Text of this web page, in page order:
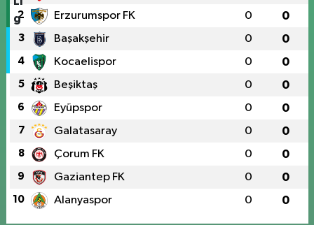
2 Erzurumspor FK 0 0
3 Başakşehir 0 0
4 Kocaelispor 0 0
5 Beşiktaş 0 0
6 Eyüpspor 0 0
7 Galatasaray 0 0
8 Çorum FK 0 0
9 Gaziantep FK 0 0
10 Alanyaspor 0 0